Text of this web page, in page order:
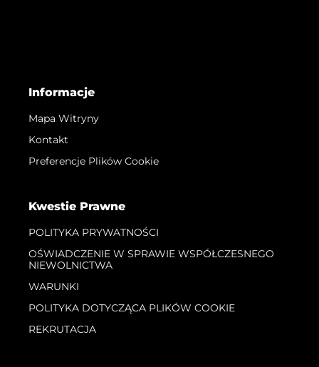
Informacje
Mapa Witryny
Kontakt
Preferencje Plików Cookie
Kwestie Prawne
POLITYKA PRYWATNOŚCI
OŚWIADCZENIE W SPRAWIE WSPÓŁCZESNEGO
NIEWOLNICTWA
WARUNKI
POLITYKA DOTYCZĄCA PLIKÓW COOKIE
REKRUTACJA